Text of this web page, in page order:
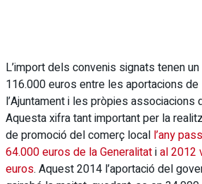
L’import dels convenis signats tenen
116.000 euros entre les aportacions de
l’Ajuntament i les pròpies associacions
Aquesta xifra tant important per la
de promoció del comerç local l’any
64.000 euros de la Generalitatial 2012
euros. Aquest 2014 l’aportació del